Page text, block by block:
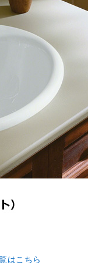
はこちら